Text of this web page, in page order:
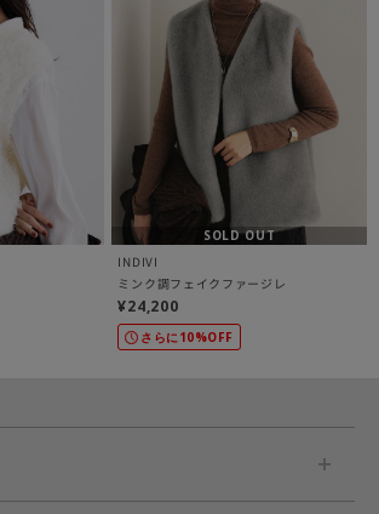
SOLD OUT
INDIVI
ミンク調フェイクファージレ
¥24,200
さらに10%OFF